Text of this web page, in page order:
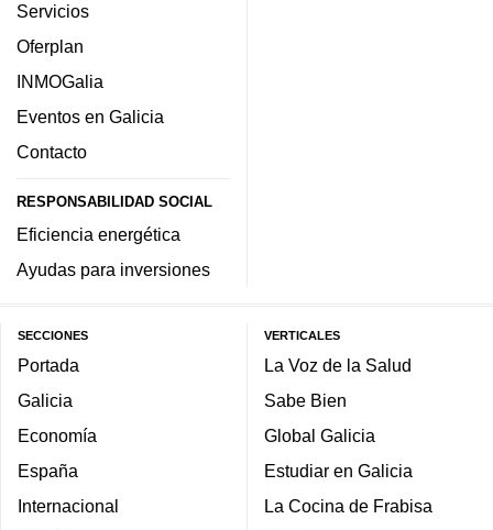
Servicios
Oferplan
INMOGalia
Eventos en Galicia
Contacto
RESPONSABILIDAD SOCIAL
Eficiencia energética
Ayudas para inversiones
SECCIONES
Portada
Galicia
Economía
España
Internacional
VERTICALES
La Voz de la Salud
Sabe Bien
Global Galicia
Estudiar en Galicia
La Cocina de Frabisa